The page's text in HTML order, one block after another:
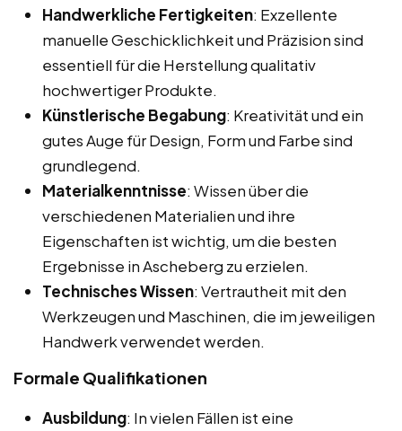
Handwerkliche Fertigkeiten: Exzellente
manuelle Geschicklichkeit und Präzision sind
essentiell für die Herstellung qualitativ
hochwertiger Produkte.
Künstlerische Begabung: Kreativität und ein
gutes Auge für Design, Form und Farbe sind
grundlegend.
Materialkenntnisse: Wissen über die
verschiedenen Materialien und ihre
Eigenschaften ist wichtig, um die besten
Ergebnisse in Ascheberg zu erzielen.
Technisches Wissen: Vertrautheit mit den
Werkzeugen und Maschinen, die im jeweiligen
Handwerk verwendet werden.
Formale Qualifikationen
Ausbildung: In vielen Fällen ist eine